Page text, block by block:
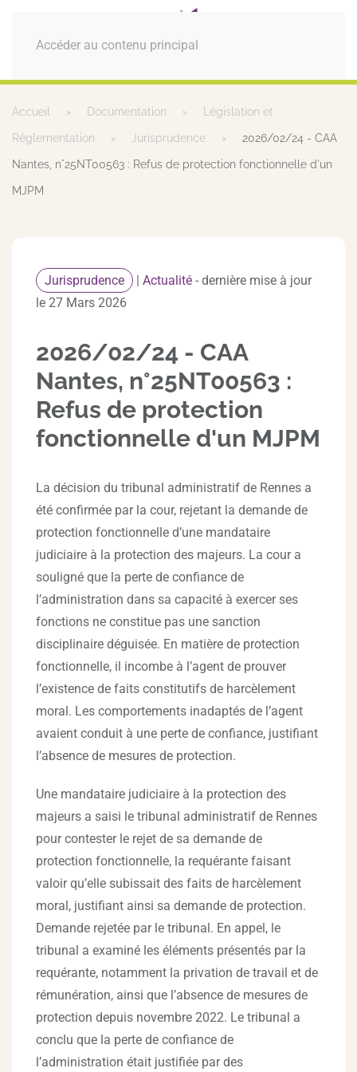
Accéder au contenu principal
MENU
Accueil Documentation Législation et
Réglementation Jurisprudence 2026/02/24 - CAA
Nantes, n°25NT00563 : Refus de protection fonctionnelle d'un
MJPM
Jurisprudence | Actualité - dernière mise à jour
le 27 Mars 2026
2026/02/24 - CAA
Nantes, n°25NT00563 :
Refus de protection
fonctionnelle d'un MJPM
La décision du tribunal administratif de Rennes a
été confirmée par la cour, rejetant la demande de
protection fonctionnelle d’une mandataire
judiciaire à la protection des majeurs. La cour a
souligné que la perte de confiance de
l’administration dans sa capacité à exercer ses
fonctions ne constitue pas une sanction
disciplinaire déguisée. En matière de protection
fonctionnelle, il incombe à l’agent de prouver
l’existence de faits constitutifs de harcèlement
moral. Les comportements inadaptés de l’agent
avaient conduit à une perte de confiance, justifiant
l’absence de mesures de protection.
Une mandataire judiciaire à la protection des
majeurs a saisi le tribunal administratif de Rennes
pour contester le rejet de sa demande de
protection fonctionnelle, la requérante faisant
valoir qu’elle subissait des faits de harcèlement
moral, justifiant ainsi sa demande de protection.
Demande rejetée par le tribunal. En appel, le
tribunal a examiné les éléments présentés par la
requérante, notamment la privation de travail et de
rémunération, ainsi que l’absence de mesures de
protection depuis novembre 2022. Le tribunal a
conclu que la perte de confiance de
l’administration était justifiée par des